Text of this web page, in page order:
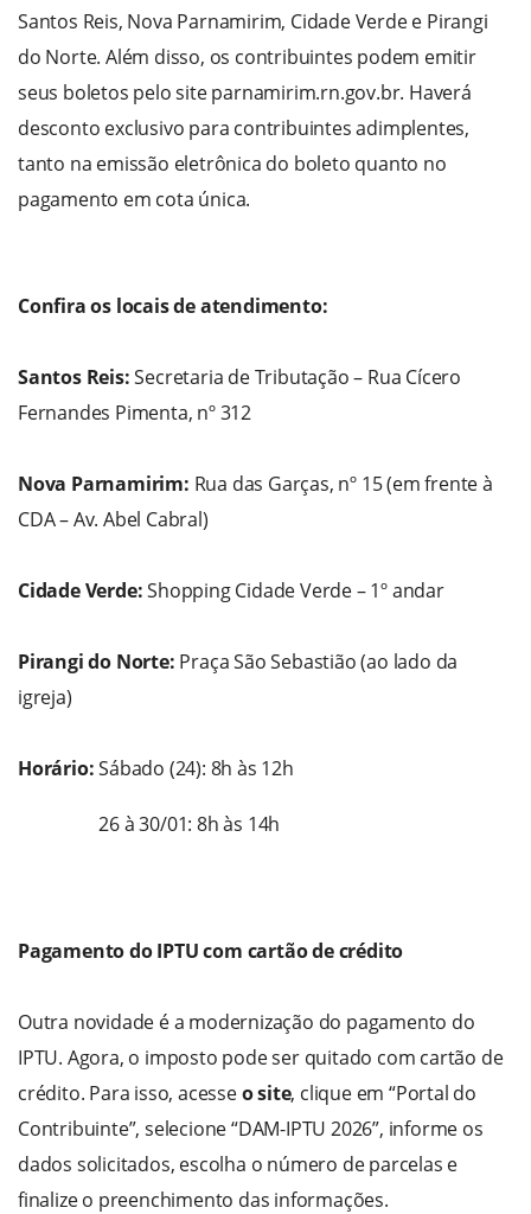
Santos Reis, Nova Parnamirim, Cidade Verde e Pirangi
do Norte. Além disso, os contribuintes podem emitir
seus boletos pelo site parnamirim.rn.gov.br. Haverá
desconto exclusivo para contribuintes adimplentes,
tanto na emissão eletrônica do boleto quanto no
pagamento em cota única.
Confira os locais de atendimento:
Santos Reis:Secretaria de Tributação – Rua Cícero
Fernandes Pimenta, nº 312
Nova Parnamirim: Rua das Garças, nº 15 (em frente à
CDA – Av. Abel Cabral)
Cidade Verde:Shopping Cidade Verde – 1º andar
Pirangi do Norte: Praça São Sebastião (ao lado da
igreja)
Horário:Sábado (24): 8h às 12h
26 à 30/01: 8h às 14h
Pagamento do IPTU com cartão de crédito
Outra novidade é a modernização do pagamento do
IPTU. Agora, o imposto pode ser quitado com cartão de
crédito. Para isso, acesseo site, clique em “Portal do
Contribuinte”, selecione “DAM-IPTU 2026”, informe os
dados solicitados, escolha o número de parcelas e
finalize o preenchimento das informações.